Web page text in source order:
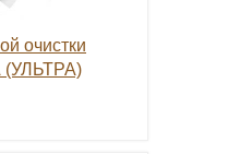
очистки